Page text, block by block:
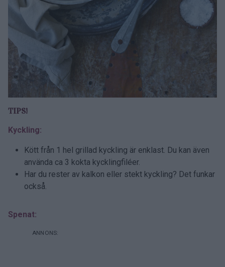
TIPS!
Kyckling:
Kött från 1 hel grillad kyckling är enklast. Du kan även
använda ca 3 kokta kycklingfiléer.
Har du rester av kalkon eller stekt kyckling? Det funkar
också.
Spenat: